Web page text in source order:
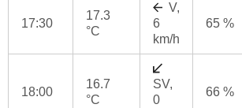
17:30
17.3
°C
V,
6
km/h
65 %
18:00
16.7
°C
SV,
0
66 %